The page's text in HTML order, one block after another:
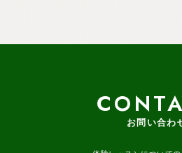
お問い合わ